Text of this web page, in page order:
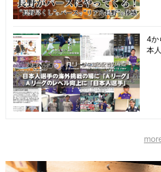
4か
本